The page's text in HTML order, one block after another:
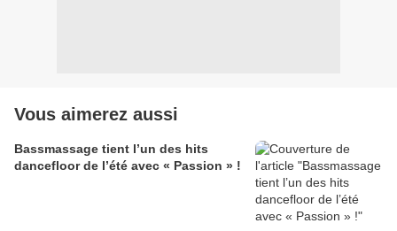
Vous aimerez aussi
Bassmassage tient l’un des hits
dancefloor de l’été avec « Passion » !